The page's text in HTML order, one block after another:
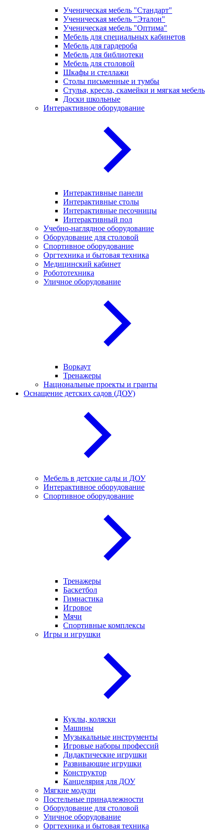
Ученическая мебель "Стандарт"
Ученическая мебель "Эталон"
Ученическая мебель "Оптима"
Мебель для специальных кабинетов
Мебель для гардероба
Мебель для библиотеки
Мебель для столовой
Шкафы и стеллажи
Столы письменные и тумбы
Стулья, кресла, скамейки и мягкая мебель
Доски школьные
Интерактивное оборудование
Интерактивные панели
Интерактивные столы
Интерактивные песочницы
Интерактивный пол
Учебно-наглядное оборудование
Оборудование для столовой
Спортивное оборудование
Оргтехника и бытовая техника
Медицинский кабинет
Робототехника
Уличное оборудование
Воркаут
Тренажеры
Национальные проекты и гранты
Оснащение детских садов (ДОУ)
Мебель в детские сады и ДОУ
Интерактивное оборудование
Спортивное оборудование
Тренажеры
Баскетбол
Гимнастика
Игровое
Мячи
Спортивные комплексы
Игры и игрушки
Куклы, коляски
Машины
Музыкальные инструменты
Игровые наборы профессий
Дидактические игрушки
Развивающие игрушки
Конструктор
Канцелярия для ДОУ
Мягкие модули
Постельные принадлежности
Оборудование для столовой
Уличное оборудование
Оргтехника и бытовая техника